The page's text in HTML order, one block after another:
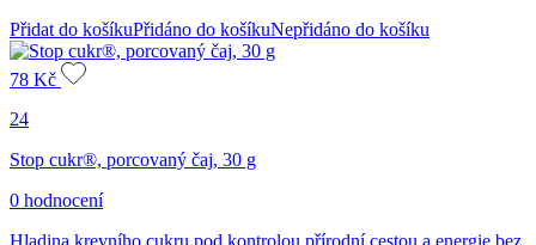
Přidat do košíkuPřidáno do košíkuNepřidáno do košíku
78 Kč
24
Stop cukr®, porcovaný čaj, 30 g
0 hodnocení